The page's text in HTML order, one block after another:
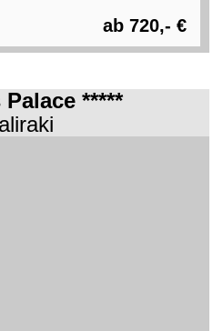
ab 720,- €
*****